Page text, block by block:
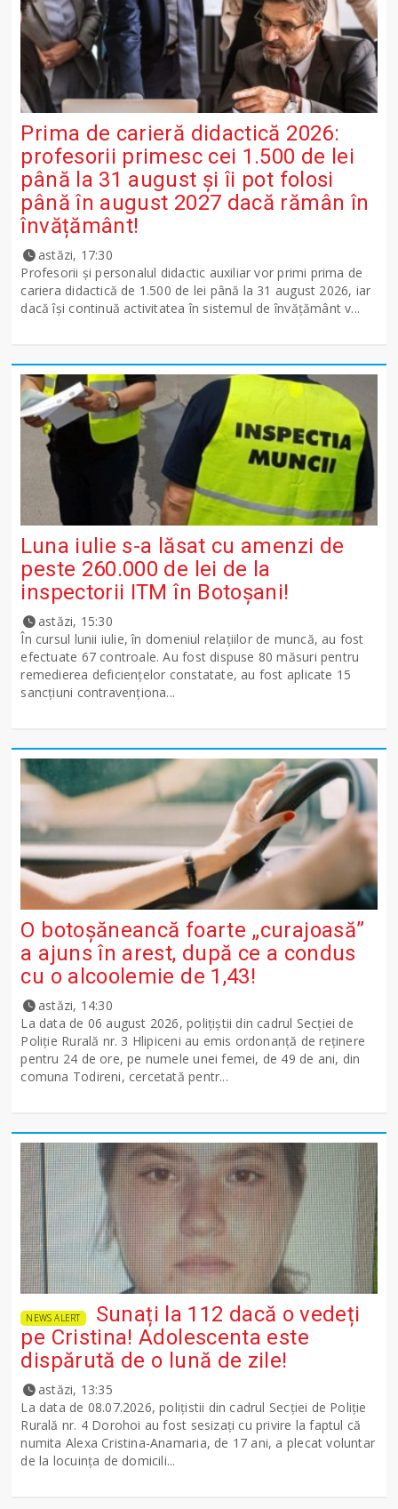
Prima de carieră didactică 2026:
profesorii primesc cei 1.500 de lei
până la 31 august și îi pot folosi
până în august 2027 dacă rămân în
învățământ!
astăzi, 17:30
Profesorii și personalul didactic auxiliar vor primi prima de
cariera didactică de 1.500 de lei până la 31 august 2026, iar
dacă își continuă activitatea în sistemul de învățământ v...
Luna iulie s-a lăsat cu amenzi de
peste 260.000 de lei de la
inspectorii ITM în Botoșani!
astăzi, 15:30
În cursul lunii iulie, în domeniul relațiilor de muncă, au fost
efectuate 67 controale. Au fost dispuse 80 măsuri pentru
remedierea deficiențelor constatate, au fost aplicate 15
sancţiuni contravenționa...
O botoșăneancă foarte „curajoasă”
a ajuns în arest, după ce a condus
cu o alcoolemie de 1,43!
astăzi, 14:30
La data de 06 august 2026, polițiștii din cadrul Secției de
Poliție Rurală nr. 3 Hlipiceni au emis ordonanță de reținere
pentru 24 de ore, pe numele unei femei, de 49 de ani, din
comuna Todireni, cercetată pentr...
NEWS ALERT
Sunați la 112 dacă o vedeți
pe Cristina! Adolescenta este
dispărută de o lună de zile!
astăzi, 13:35
La data de 08.07.2026, polițistii din cadrul Secției de Poliție
Rurală nr. 4 Dorohoi au fost sesizați cu privire la faptul că
numita Alexa Cristina-Anamaria, de 17 ani, a plecat voluntar
de la locuința de domicili...